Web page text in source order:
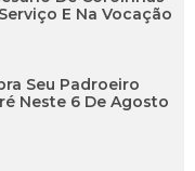
E Na Vocação
Seu Padroeiro
Neste 6 De Agosto